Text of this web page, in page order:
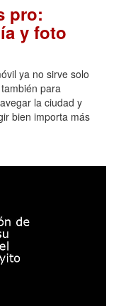
pro:
y foto
ya no sirve solo
para
la ciudad y
bien importa más